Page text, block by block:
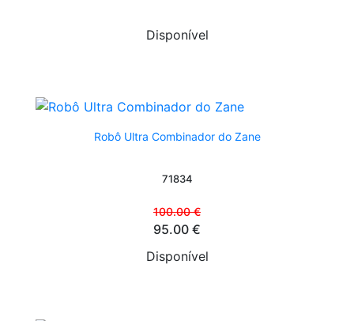
Disponível
Robô Ultra Combinador do Zane
71834
100.00 €
95.00 €
Disponível